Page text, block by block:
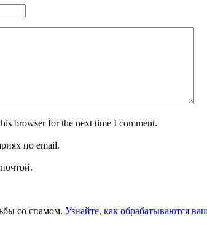
browser for the next time I comment.
по email.
со спамом. Узнайте, как обрабатываются